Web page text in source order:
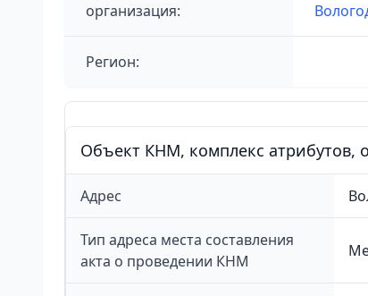
организация:
Регион:
Объект КНМ, комплекс
Адрес
Тип адреса места составления
акта о проведении КНМ